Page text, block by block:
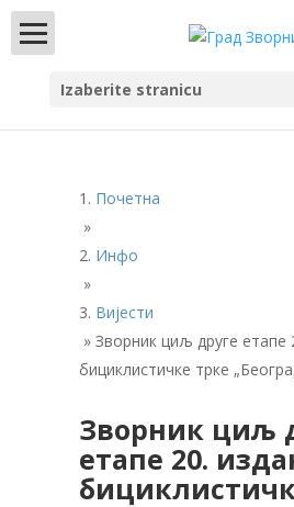
Izaberite stranicu
Почетна
»
Инфо
»
Вијести
»Зворник циљ друге етапе
бициклистичке трке
Зворник циљ
етапе 20.